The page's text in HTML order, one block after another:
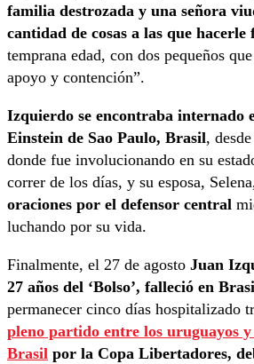
familia destrozada y una señora
cantidad de cosas a las que hacerle
temprana edad, con dos pequeños
apoyo y contención”.
Izquierdo se encontraba internado
Einstein de Sao Paulo, Brasil,
donde fue involucionando en su
correr de los días, y su esposa, Selena,
oraciones por el defensor central
luchando por su vida.
Finalmente, el 27 de agosto Juan
27 años del ‘Bolso’, falleció en
permanecer cinco días hospitalizado
pleno partido entre los uruguayos y
Brasil por la Copa Libertadores,